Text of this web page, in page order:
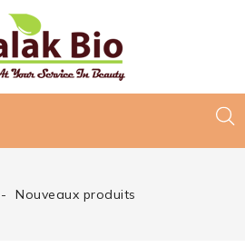
Nouveaux produits